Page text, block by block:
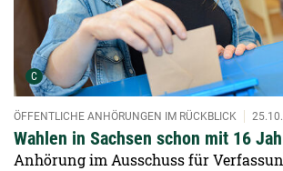
C Urheber der Grafik:
Wahlen in Sachsen schon mit 16
ÖFFENTLICHE ANHÖRUNGEN IM RÜCKBLICK
Anhörung im Ausschuss für